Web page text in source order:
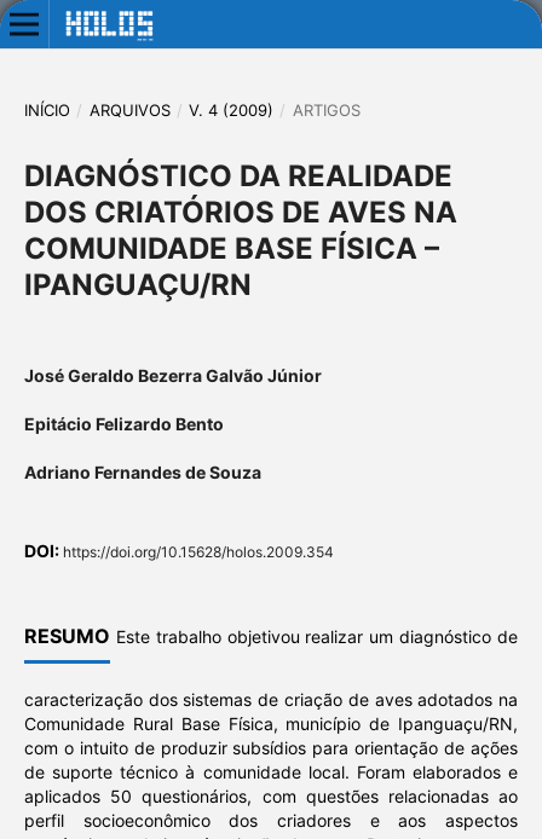
INÍCIO / ARQUIVOS / V. 4 (2009) / ARTIGOS
DIAGNÓSTICO DA REALIDADE
DOS CRIATÓRIOS DE AVES NA
COMUNIDADE BASE FÍSICA –
IPANGUAÇU/RN
José Geraldo Bezerra Galvão Júnior
Epitácio Felizardo Bento
Adriano Fernandes de Souza
DOI: https://doi.org/10.15628/holos.2009.354
RESUMO Este trabalho objetivou realizar um diagnóstico de
caracterização dos sistemas de criação de aves adotados na
Comunidade Rural Base Física, município de Ipanguaçu/RN,
com o intuito de produzir subsídios para orientação de ações
de suporte técnico à comunidade local. Foram elaborados e
aplicados 50 questionários, com questões relacionadas ao
perfil socioeconômico dos criadores e aos aspectos